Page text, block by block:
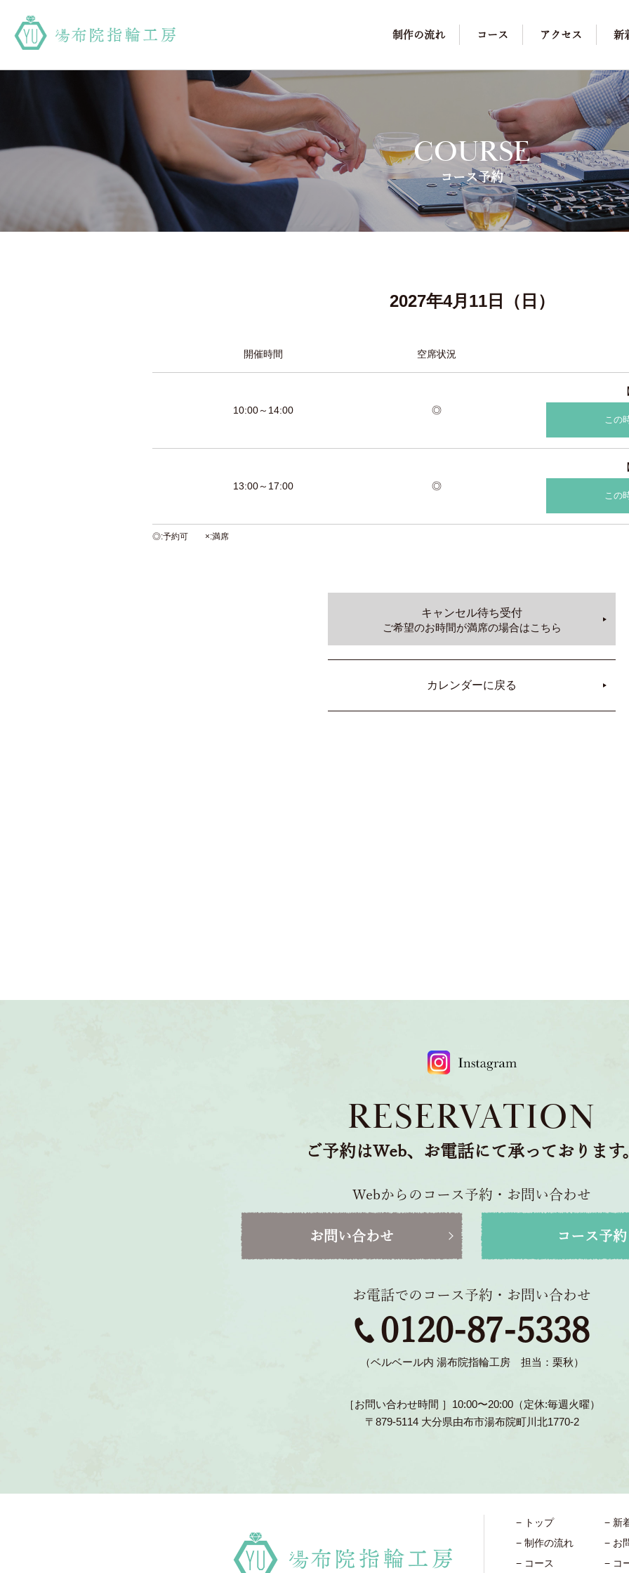
制作の流れ コース アクセス 新
COURSE
コース予約
2027年4月11日（日）
開催時間 空席状況
10:00～14:00 ◎
この
13:00～17:00 ◎
この
◎ 予約可 × 満席
キャンセル待ち受付
ご希望のお時間が満席の場合はこちら
カレンダーに戻る
RESERVATION
ご予約はWeb、お電話にて承っております
Webからのコース予約・お問い合わせ
コース予約
お問い合わせ
お電話でのコース予約・お問い合わせ
0120-87-5338
（ベルベール内 湯布院指輪工房 担当：栗秋）
［お問い合わせ時間 ］10:00〜20:00（定休:毎週火曜）
〒879-5114 大分県由布市湯布院町川北1770-2
トップ
制作の流れ
コース
新
お
コ